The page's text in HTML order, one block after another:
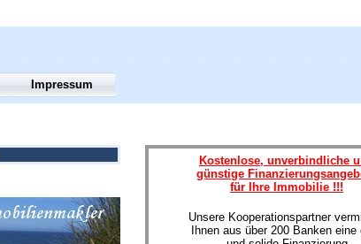
Kostenlose, unverbindliche
günstige
für Ihre Immobilie !!!
Unsere Kooperationspartner
Ihnen aus über 200 Banken eine
Impressum